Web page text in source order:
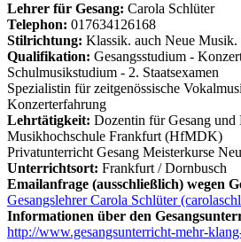
Lehrer für Gesang: Carola Schlüter
Telephon: 017634126168
Stilrichtung: Klassik. auch Neue Musik.
Qualifikation: Gesangsstudium -
Schulmusikstudium - 2. Staatsexamen
Spezialistin für zeitgenössische
Konzerterfahrung
Lehrtätigkeit: Dozentin für Gesang
Musikhochschule Frankfurt (HfMDK)
Privatunterricht Gesang Meisterkurse
Unterrichtsort: Frankfurt / Dornbusch
Emailanfrage (ausschließlich) wegen
Gesangslehrer Carola Schlüter
Informationen über den
http://www.gesangsunterricht-mehr-